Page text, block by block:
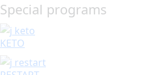
Special programs
KETO